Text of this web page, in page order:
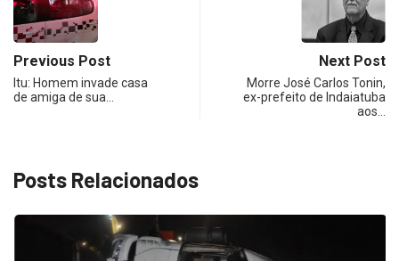
Previous Post
Itu: Homem invade casa
de amiga de sua…
Next Post
Morre José Carlos Tonin,
ex-prefeito de Indaiatuba
aos…
Posts Relacionados